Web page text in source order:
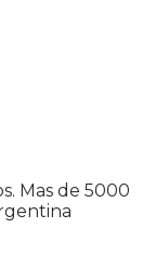
Mas de 5000